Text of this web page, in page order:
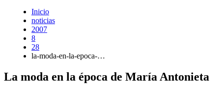
Inicio
noticias
2007
8
28
la-moda-en-la-epoca-…
La moda en la época de María Antonieta